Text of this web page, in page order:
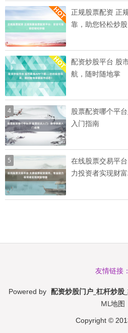
正规股票配资 正
靠，助您轻松炒股
配资炒股平台 股
航，随时随地掌
4
股票配资哪个平
入门指南
5
在线股票交易平
力投资者实现财
友情链接：
Powered by 配资炒股门户_杠杆炒股
ML地图
Copyright ©